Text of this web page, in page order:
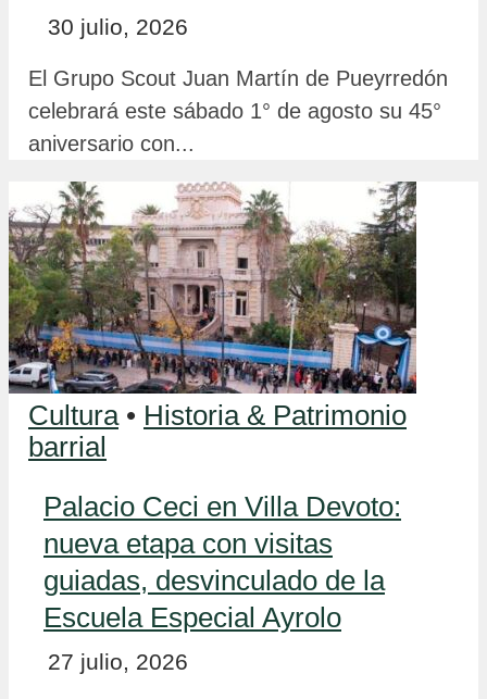
30 julio, 2026
El Grupo Scout Juan Martín de Pueyrredón
celebrará este sábado 1° de agosto su 45°
aniversario con...
Cultura • Historia & Patrimonio
barrial
Palacio Ceci en Villa Devoto:
nueva etapa con visitas
guiadas, desvinculado de la
Escuela Especial Ayrolo
27 julio, 2026